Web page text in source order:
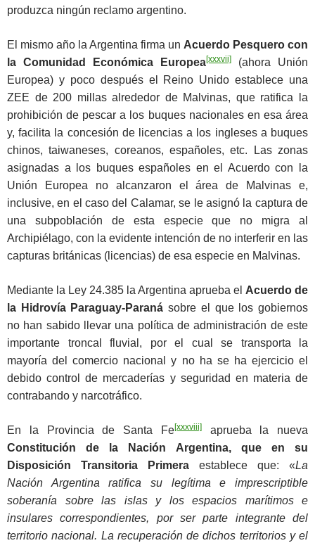
produzca ningún reclamo argentino.
El mismo año la Argentina firma un Acuerdo Pesquero con
la Comunidad Económica Europea[xxxvii]
(ahora Unión
Europea) y poco después el Reino Unido establece una
ZEE de 200 millas alrededor de Malvinas, que ratifica la
prohibición de pescar a los buques nacionales en esa área
y, facilita la concesión de licencias a los ingleses a buques
chinos, taiwaneses, coreanos, españoles, etc. Las zonas
asignadas a los buques españoles en el Acuerdo con la
Unión Europea no alcanzaron el área de Malvinas e,
inclusive, en el caso del Calamar, se le asignó la captura de
una subpoblación de esta especie que no migra al
Archipiélago, con la evidente intención de no interferir en las
capturas británicas (licencias) de esa especie en Malvinas.
Mediante la Ley 24.385 la Argentina aprueba el Acuerdo de
la Hidrovía Paraguay-Paraná sobre el que los gobiernos
no han sabido llevar una política de administración de este
importante troncal fluvial, por el cual se transporta la
mayoría del comercio nacional y no ha se ha ejercicio el
debido control de mercaderías y seguridad en materia de
contrabando y narcotráfico.
En la Provincia de Santa Fe[xxxviii]aprueba la nueva
Constitución de la Nación Argentina, que en su
Disposición Transitoria Primera establece que: «La
Nación Argentina ratifica su legítima e imprescriptible
soberanía sobre las islas y los espacios marítimos e
insulares correspondientes, por ser parte integrante del
territorio nacional. La recuperación de dichos territorios y el